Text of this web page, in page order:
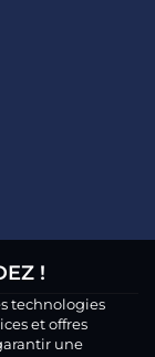
!
technologies
et offres
une